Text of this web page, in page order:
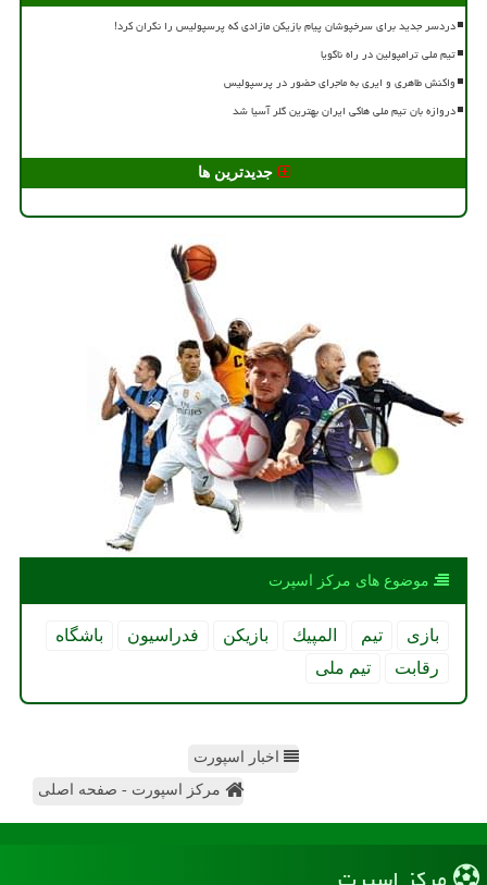
دردسر جدید برای سرخپوشان پیام بازیکن مازادی که پرسپولیس را نگران کرد!
تیم ملی ترامپولین در راه ناگویا
واکنش طاهری و ایری به ماجرای حضور در پرسپولیس
دروازه بان تیم ملی هاکی ایران بهترین گلر آسیا شد
جدیدترین ها
موضوع های مركز اسپرت
بازی تیم المپیك بازیكن فدراسیون
باشگاه
رقابت
تیم ملی
اخبار اسپورت
مرکز اسپورت - صفحه اصلی